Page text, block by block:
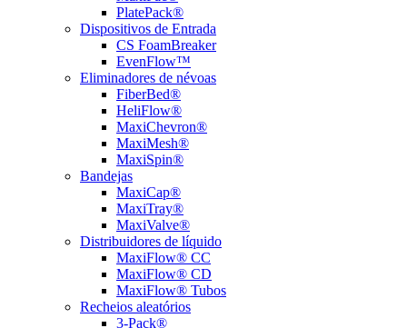
PlatePack®
Dispositivos de Entrada
CS FoamBreaker
EvenFlow™
Eliminadores de névoas
FiberBed®
HeliFlow®
MaxiChevron®
MaxiMesh®
MaxiSpin®
Bandejas
MaxiCap®
MaxiTray®
MaxiValve®
Distribuidores de líquido
MaxiFlow® CC
MaxiFlow® CD
MaxiFlow® Tubos
Recheios aleatórios
3-Pack®